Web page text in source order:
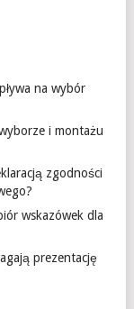
na wybór
i montażu
zgodności
wskazówek dla
prezentację